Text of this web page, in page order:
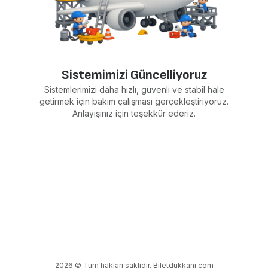
Sistemimizi Güncelliyoruz
Sistemlerimizi daha hızlı, güvenli ve stabil hale
getirmek için bakım çalışması gerçekleştiriyoruz.
Anlayışınız için teşekkür ederiz.
2026 © Tüm hakları saklıdır. Biletdukkani.com